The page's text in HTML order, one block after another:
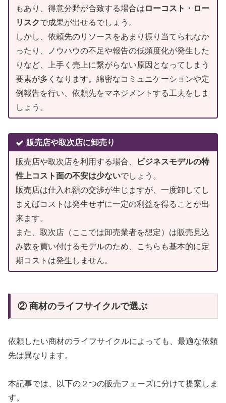
もあり、得意分野が合致する場合は ローコスト・ロー
リスクで成果が出せるでしょう。
しかし、依頼先のリソースをあまり振り当てられなか
ったり、ノウハウの不足や報告の低頻度化が発生した
りなど、上手く売上に繋がらない原因となってしまう
要素が多くなります。綿密なコミュニケーションや定
例報告を行い、依頼先をマネジメントする工夫をしま
しょう。
販売店や取次店に卸売り
販売店や取次店を利用する場合、
ビジネスモデルの特
性上コスト面の不安は少ないでしょう。
販売店は仕入れ額の交渉が生じますが、一度卸してし
まえばコストは発生せずに一定の利益を得ることが出
来ます。
また、取次店（ここでは卸売業者を想定）は販売見込
み数を買い付けるモデルのため、こちらも基本的に定
期コストは発生しません。
② 商材のライフサイクルで選ぶ
依頼したい商材のライフサイクルによっても、最適な依頼
先は異なります。
本記事では、以下の２つの販売フェーズに分けて提案しま
す。